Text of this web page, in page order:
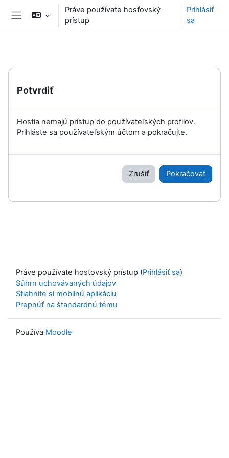
Preskočiť na hlavný obsah
Bočný panel
Práve používate hosťovský
prístup
Prihlásiť
sa
Potvrdiť
Hostia nemajú prístup do používateľských profilov.
Prihláste sa používateľským účtom a pokračujte.
Zrušiť Pokračovať
Práve používate hosťovský prístup (Prihlásiť sa)
Súhrn uchovávaných údajov
Stiahnite si mobilnú aplikáciu
Prepnúť na štandardnú tému
Používa Moodle